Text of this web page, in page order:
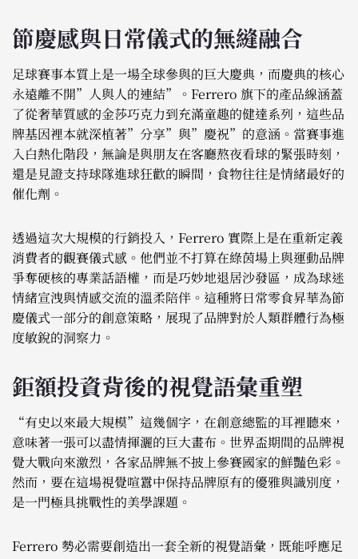
節慶感與日常儀式的無縫融合
足球賽事本質上是一場全球參與的巨大慶典，而慶典的核心
永遠離不開”人與人的連結”。Ferrero 旗下的產品線涵蓋
了從奢華質感的金莎巧克力到充滿童趣的健達系列，這些品
牌基因裡本就深植著”分享”與”慶祝”的意涵。當賽事進
入白熱化階段，無論是與朋友在客廳熬夜看球的緊張時刻，
還是見證支持球隊進球狂歡的瞬間，食物往往是情緒最好的
催化劑。
透過這次大規模的行銷投入，Ferrero 實際上是在重新定義
消費者的觀賽儀式感。他們並不打算在綠茵場上與運動品牌
爭奪硬核的專業話語權，而是巧妙地退居沙發區，成為球迷
情緒宣洩與情感交流的溫柔陪伴。這種將日常零食昇華為節
慶儀式一部分的創意策略，展現了品牌對於人類群體行為極
度敏銳的洞察力。
鉅額投資背後的視覺語彙重塑
“有史以來最大規模”這幾個字，在創意總監的耳裡聽來，
意味著一張可以盡情揮灑的巨大畫布。世界盃期間的品牌視
覺大戰向來激烈，各家品牌無不披上參賽國家的鮮豔色彩。
然而，要在這場視覺喧囂中保持品牌原有的優雅與識別度，
是一門極具挑戰性的美學課題。
Ferrero 勢必需要創造出一套全新的視覺語彙，既能呼應足